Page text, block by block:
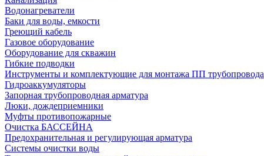
Водонагреватели
Баки для воды, емкости
Греющий кабель
Газовое оборудование
Оборудование для скважин
Гибкие подводки
Инструменты и комплектующие для монтажа ПП трубопровода
Гидроаккумуляторы
Запорная трубопроводная арматура
Люки, дождеприемники
Муфты противопожарные
Очистка БАССЕЙНА
Предохранительная и регулирующая арматура
Системы очистки воды